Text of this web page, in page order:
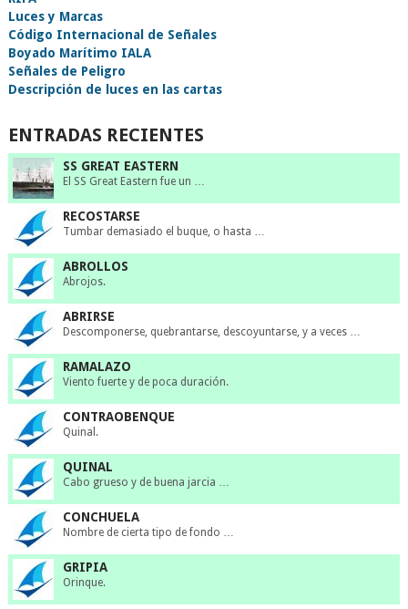
Luces y Marcas
Código Internacional de Señales
Boyado Marítimo IALA
Señales de Peligro
Descripción de luces en las cartas
ENTRADAS RECIENTES
SS GREAT EASTERN
El SS Great Eastern fue un …
RECOSTARSE
Tumbar demasiado el buque, o hasta …
ABROLLOS
Abrojos.
ABRIRSE
Descomponerse, quebrantarse, descoyuntarse, y a veces …
RAMALAZO
Viento fuerte y de poca duración.
CONTRAOBENQUE
Quinal.
QUINAL
Cabo grueso y de buena jarcia …
CONCHUELA
Nombre de cierta tipo de fondo …
GRIPIA
Orinque.